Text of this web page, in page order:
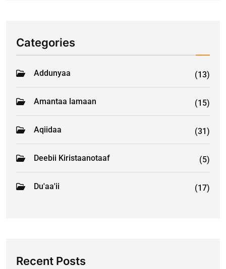
Categories
Addunyaa (13)
Amantaa lamaan (15)
Aqiidaa (31)
Deebii Kiristaanotaaf (5)
Du'aa'ii (17)
Recent Posts